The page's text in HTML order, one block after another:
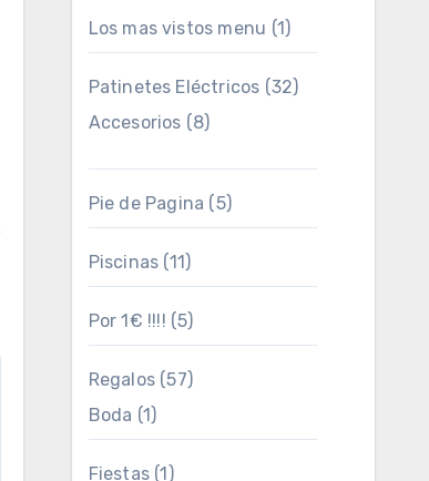
Los mas vistos menu (1)
Patinetes Eléctricos (32)
Accesorios (8)
Pie de Pagina (5)
Piscinas (11)
Por 1€ !!!! (5)
Regalos(57)
Boda (1)
Fiestas(1)